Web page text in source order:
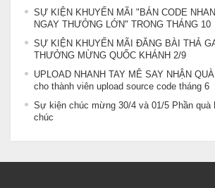
SỰ KIỆN KHUYẾN MÃI "BÁN CODE
NGAY THƯỞNG LỚN" TRONG THÁNG 10
SỰ KIỆN KHUYẾN MÃI ĐĂNG BÀI THẢ
THƯỞNG MỪNG QUỐC KHÁNH 2/9
UPLOAD NHANH TAY MÊ SAY NHẬN
cho thành viên upload source code tháng 6
Sự kiện chúc mừng 30/4 và 01/5 Phần quà
chúc